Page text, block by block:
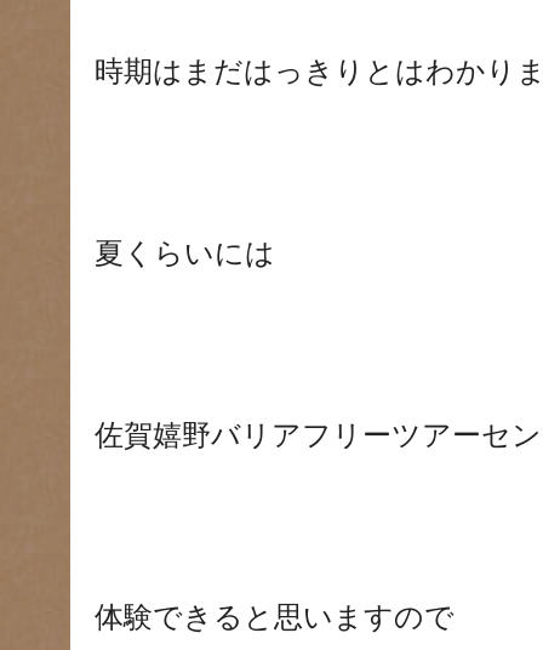
時期はまだはっきりとはわかり
夏くらいには
佐賀嬉野バリアフリーツアーセ
体験できると思いますので